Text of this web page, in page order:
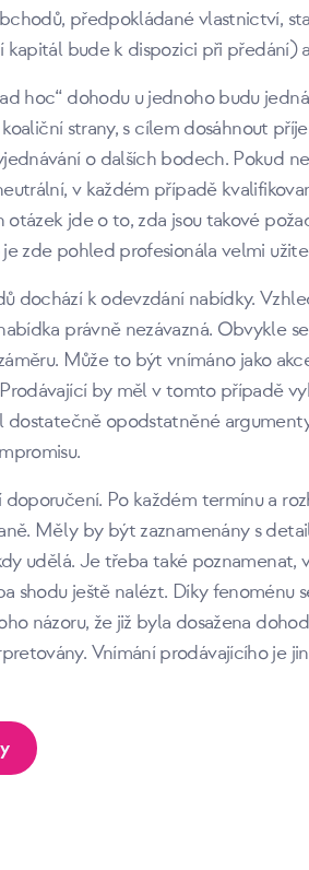
předpokládané vlastnictví,
kapitál bude k dispozici při předání)
hoc“ dohodu u jednoho budu
strany, s cílem dosáhnout
o dalších bodech. Pokud
v každém případě
jde o to, zda jsou takové
zde pohled profesionála velmi
dochází k odevzdání nabídky.
právně nezávazná. Obvykle
Může to být vnímáno jako
by měl v tomto případě
dostatečně opodstatněné
doporučení. Po každém termínu a
Měly by být zaznamenány s
udělá. Je třeba také poznamenat,
shodu ještě nalézt. Díky fenoménu
názoru, že již byla dosažena
Vnímání prodávajícího je